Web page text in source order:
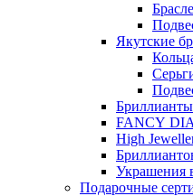
Якутские
Бриллианты
FANCY
High
Украшения
Подарочные